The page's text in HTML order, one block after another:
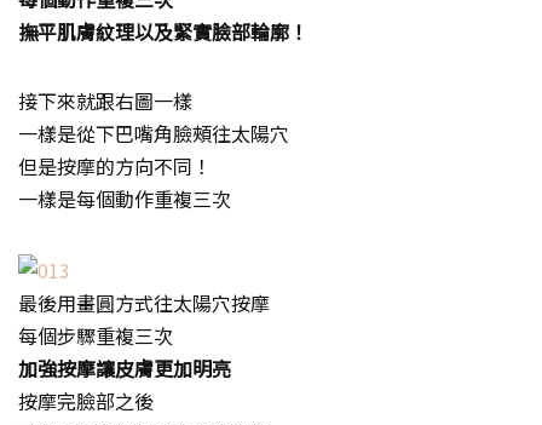
撫平肌膚紋理以及緊實臉部輪廓！
接下來就跟右圖一樣
一樣是從下巴嘴角臉頰往太陽穴
但是按摩的方向不同！
一樣是每個動作重複三次
最後用畫圓方式往太陽穴按摩
每個步驟重複三次
加強按摩讓皮膚更加明亮
按摩完臉部之後